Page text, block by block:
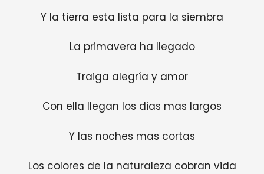
Y la tierra esta lista para la siembra
La primavera ha llegado
Traiga alegría y amor
Con ella llegan los dias mas largos
Y las noches mas cortas
Los colores de la naturaleza cobran vida